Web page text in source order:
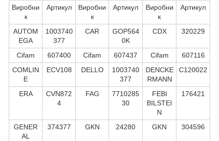
Виробни
к
Артикул
Виробни
к
Артикул
Виробни
к
Артикул
AUTOM
EGA
1003740
377
CAR
GOP564
0K
CDX 320229
Cifam 607400 Cifam 607437 Cifam
607116
COMLIN
E
ECV108 DELLO
1003740
377
DENCKE
RMANN
C120022
ERA
CVN872
4
FAG
7710285
30
FEBI
BILSTEI
N
176421
GENER
AL
374377 GKN 24280 GKN 304596